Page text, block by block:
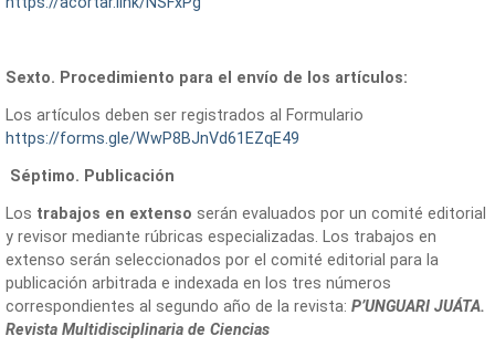
Sexto. Procedimiento para el envío de los artículos:
Los artículos deben ser registrados al Formulario
https://forms.gle/WwP8BJnVd61EZqE49
Séptimo. Publicación
Los trabajos en extenso serán evaluados por un comité editorial
y revisor mediante rúbricas especializadas. Los trabajos en
extenso serán seleccionados por el comité editorial para la
publicación arbitrada e indexada en los tres números
correspondientes al segundo año de la revista: P’UNGUARI JUÁTA.
Revista Multidisciplinaria de Ciencias